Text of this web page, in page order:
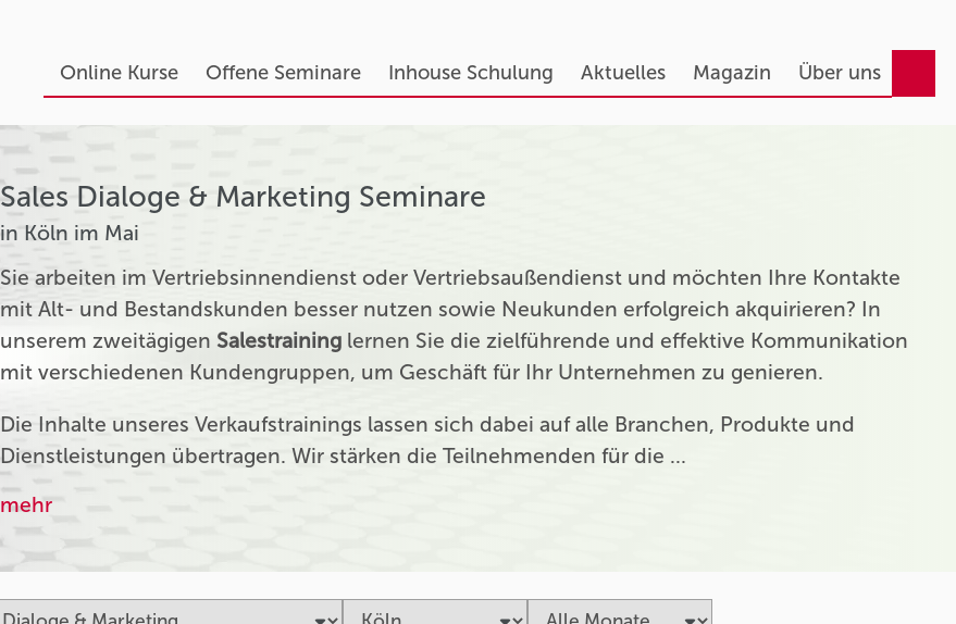
Online Kurse Offene Seminare Inhouse Schulung Aktuelles Magazin Über uns
Sales Dialoge & Marketing Seminare
in Köln im Mai
Sie arbeiten im Vertriebsinnendienst oder Vertriebsaußendienst und möchten Ihre Kontakte
mit Alt- und Bestandskunden besser nutzen sowie Neukunden erfolgreich akquirieren? In
unserem zweitägigenSalestraining lernen Sie die zielführende und effektive Kommunikation
mit verschiedenen Kundengruppen, um Geschäft für Ihr Unternehmen zu genieren.
Die Inhalte unseres Verkaufstrainings lassen sich dabei auf alle Branchen, Produkte und
Dienstleistungen übertragen. Wir stärken die Teilnehmenden für die …
mehr